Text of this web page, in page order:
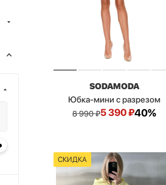
SODAMODA
Юбка-мини с разрезом
8 990₽5 390₽40%
СКИДКА